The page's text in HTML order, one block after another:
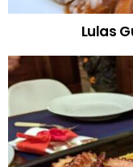
Lulas